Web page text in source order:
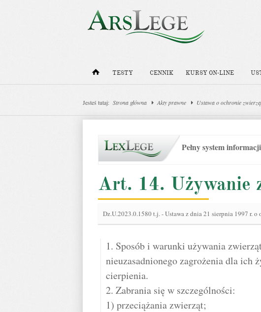
TESTY CENNIK KURSY ON-LINE
Jesteś tutaj: Strona główna Akty prawne Ustawa o ochronie
Pełny system
Art. 14. Używanie
Dz.U.2023.0.1580 t.j.-Ustawa z dnia 21 sierpnia 1997 r. o
1. Sposób i warunki używania
nieuzasadnionego zagrożenia dla ich
cierpienia.
2. Zabrania się w szczególności:
1) przeciążania zwierząt;